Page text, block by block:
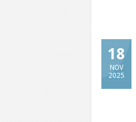
18
NOV
2025